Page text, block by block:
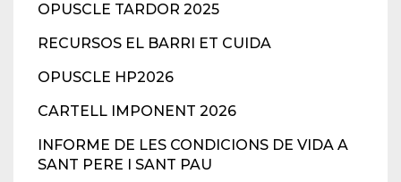
OPUSCLE TARDOR 2025
RECURSOS EL BARRI ET CUIDA
OPUSCLE HP2026
CARTELL IMPONENT 2026
INFORME DE LES CONDICIONS DE VIDA A
SANT PERE I SANT PAU